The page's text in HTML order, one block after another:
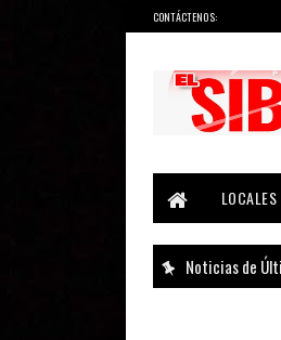
CONTÁCTENOS:
LOCALES
Noticias de